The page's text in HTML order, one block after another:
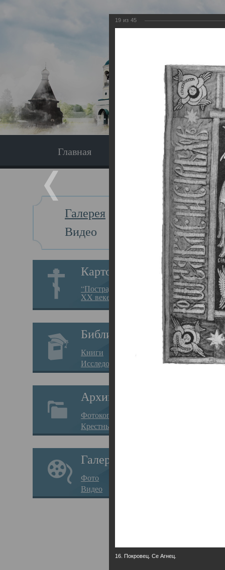
Главная Экскурсия
Галерея
Видео
Картотека
“Пострадавшие за веру в
XX веке на Севере”
Библиотека
Книги
Исследования
Архив
Фотокопии дел
Крестные ходы
Галерея
Фото
Видео
Главная
19 из 45
16. Покровец. Се Агнец.